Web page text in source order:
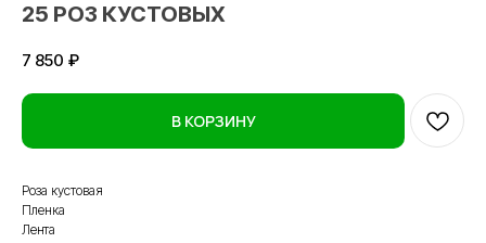
25 РОЗ КУСТОВЫХ
7 850 ₽
В КОРЗИНУ
Роза кустовая
Пленка
Лента